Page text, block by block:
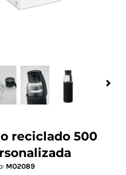
reciclado 500
MO2089